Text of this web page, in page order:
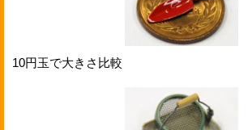
10円玉で大きさ比較